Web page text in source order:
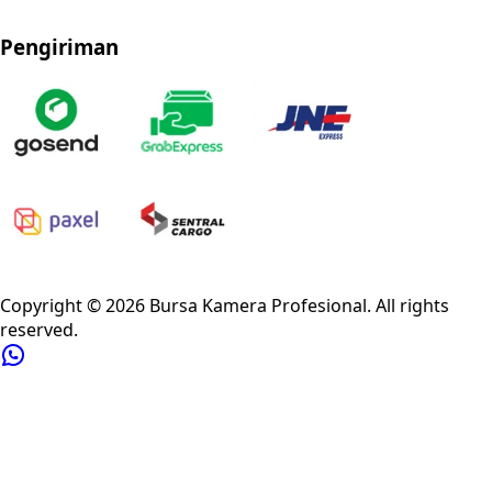
Pengiriman
Copyright ©2026 Bursa Kamera Profesional. All rights
reserved.